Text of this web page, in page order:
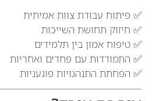
✅ פיתוח עבודת צוות אמיתית
✅ חיזוק תחושת השייכות
✅ טיפוח אמון בין תלמידים
✅ התמודדות עם פחדים ואחריות
✅ הפחתת התנהגויות פוגעניות